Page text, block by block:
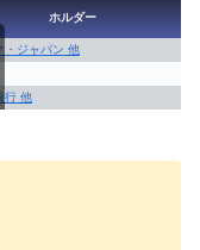
ホルダー
・ジャパン 他
行 他